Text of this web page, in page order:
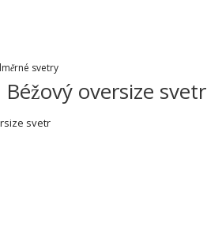
svetry
oversize svetr
svetr